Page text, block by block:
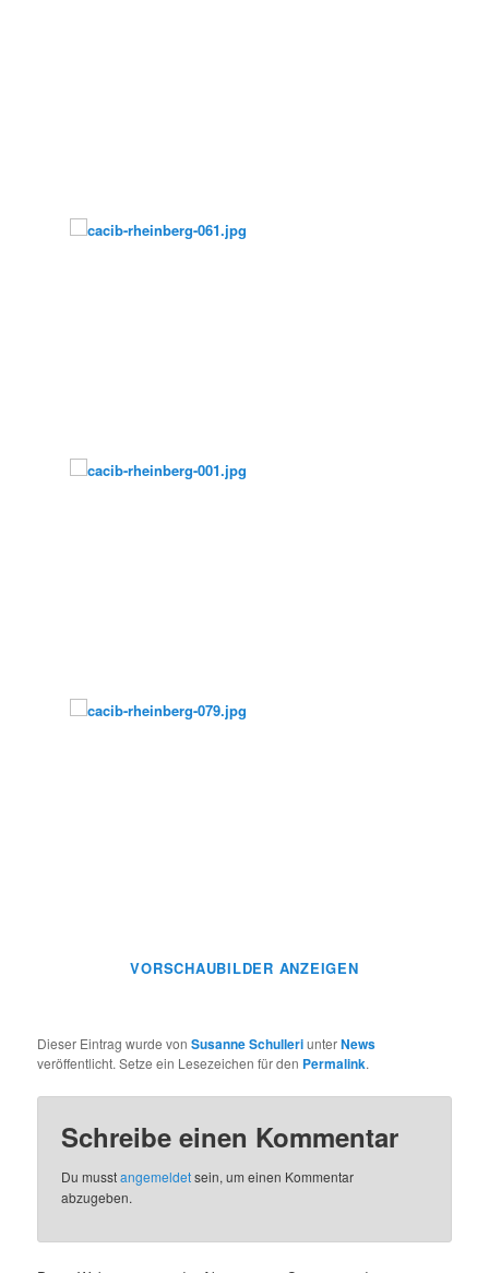
VORSCHAUBILDER ANZEIGEN
Dieser Eintrag wurde vonSusanne SchulleriunterNews
veröffentlicht. Setze ein Lesezeichen für den Permalink.
Schreibe einen Kommentar
Du musstangemeldetsein, um einen Kommentar
abzugeben.